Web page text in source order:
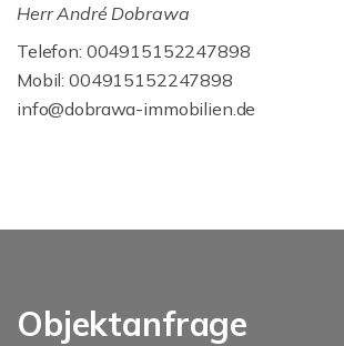
Herr André Dobrawa
Telefon: 004915152247898
Mobil: 004915152247898
info@dobrawa-immobilien.de
Objektanfrage